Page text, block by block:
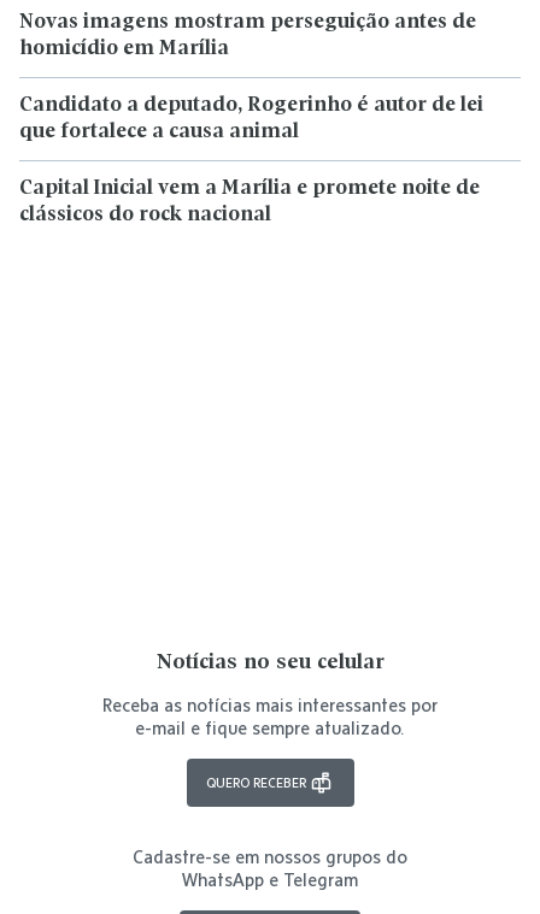
Novas imagens mostram perseguição antes de
homicídio em Marília
Candidato a deputado, Rogerinho é autor de lei
que fortalece a causa animal
Capital Inicial vem a Marília e promete noite de
clássicos do rock nacional
Notícias no seu celular
Receba as notícias mais interessantes por
e-mail e fique sempre atualizado.
QUERO RECEBER
Cadastre-se em nossos grupos do
WhatsApp e Telegram